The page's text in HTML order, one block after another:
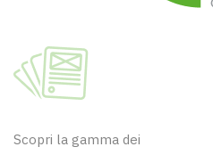
Scopri la gamma dei